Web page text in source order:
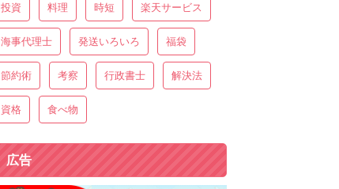
投資 料理 時短 楽天サービス
海事代理士 発送いろいろ 福袋
節約術 考察 行政書士 解決法
資格 食べ物
広告